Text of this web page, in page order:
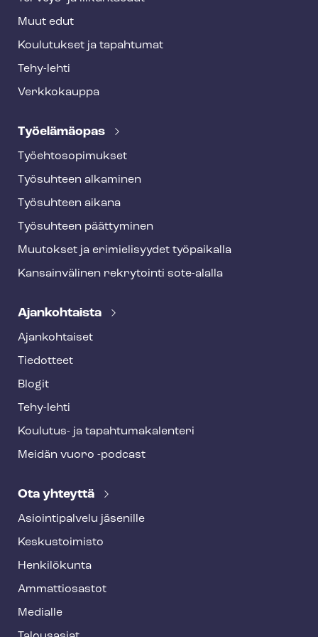
Muut edut
Koulutukset ja tapahtumat
Tehy-lehti
Verkkokauppa
Työelämäopas
Työ­eh­to­so­pi­muk­set
Työsuhteen alkaminen
Työsuhteen aikana
Työsuhteen päättyminen
Muutokset ja erimielisyydet työpaikalla
Kansainvälinen rekrytointi sote-alalla
Ajankohtaista
Ajankohtaiset
Tiedotteet
Blogit
Tehy-lehti
Koulutus- ja ta­pah­tu­ma­ka­len­te­ri
Meidän vuoro -podcast
Ota yhteyttä
Asioin­ti­pal­ve­lu jäsenille
Keskustoimisto
Henkilökunta
Ammattiosastot
Medialle